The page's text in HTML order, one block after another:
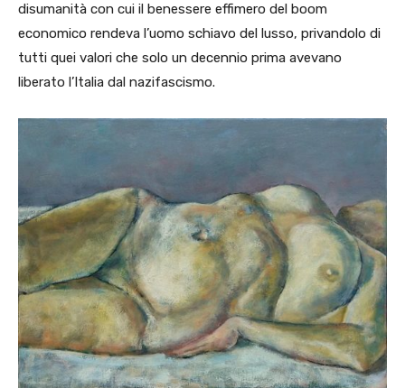
disumanità con cui il benessere effimero del boom
economico rendeva l’uomo schiavo del lusso, privandolo di
tutti quei valori che solo un decennio prima avevano
liberato l’Italia dal nazifascismo.